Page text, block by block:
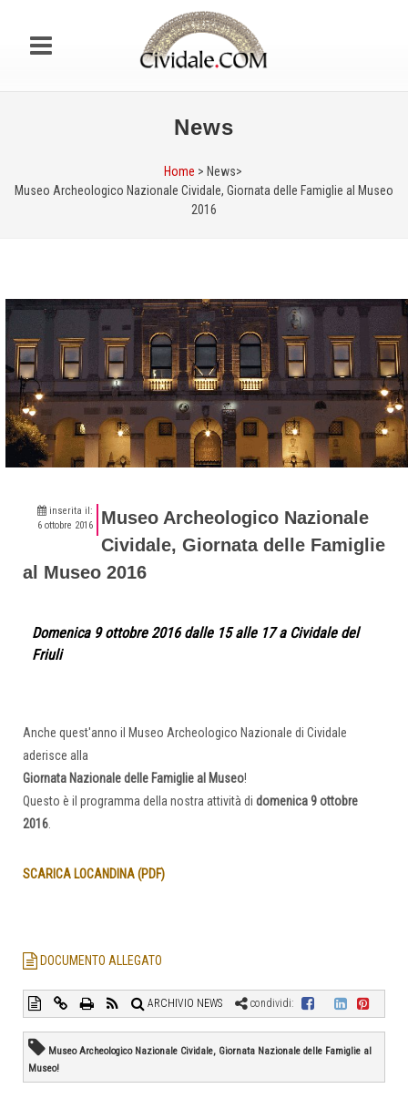
News
Home > News>
Museo Archeologico Nazionale Cividale, Giornata delle Famiglie al Museo
2016
inserita il:
6 ottobre 2016
Museo Archeologico Nazionale
Cividale, Giornata delle Famiglie
al Museo 2016
Domenica 9 ottobre 2016 dalle 15 alle 17 a Cividale del
Friuli
Anche quest'anno il Museo Archeologico Nazionale di Cividale
aderisce alla
Giornata Nazionale delle Famiglie al Museo!
Questo è il programma della nostra attività di domenica 9 ottobre
2016
SCARICA LOCANDINA (PDF)
DOCUMENTO ALLEGATO
ARCHIVIO NEWS condividi:
Museo Archeologico Nazionale Cividale, Giornata Nazionale delle Famiglie al
Museo!